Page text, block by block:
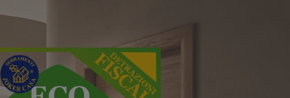
e infissi
generazione